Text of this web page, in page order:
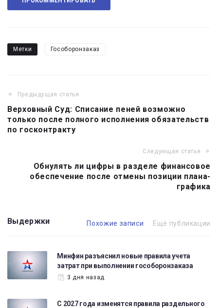
Метки Гособоронзаказ
Навигация
по
записям
Предыдущая статья
Верховный Суд: Списание пеней возможно
только после полного исполнения обязательств
по госконтракту
Следующая статья
Обнулять ли цифры в разделе финансовое
обеспечение после отмены позиции плана-
графика
Выдержки Похожие записи Ещё публикации
Минфин разъяснил новые правила учета
затрат при выполнении гособоронзаказа
3 дня назад
С 2027 года изменятся правила раздельного